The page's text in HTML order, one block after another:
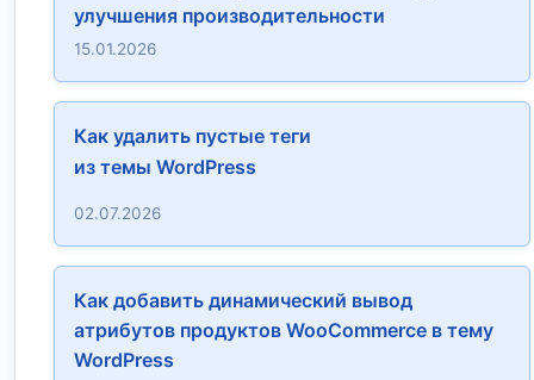
улучшения производительности
15.01.2026
Как удалить пустые теги
из темы WordPress
02.07.2026
Как добавить динамический вывод
атрибутов продуктов WooCommerce в тему
WordPress